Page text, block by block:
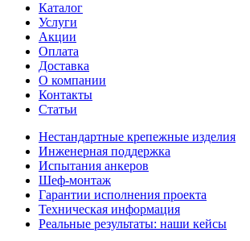
Каталог
Услуги
Акции
Оплата
Доставка
О компании
Контакты
Статьи
Нестандартные крепежные изделия
Инженерная поддержка
Испытания анкеров
Шеф-монтаж
Гарантии исполнения проекта
Техническая информация
Реальные результаты: наши кейсы